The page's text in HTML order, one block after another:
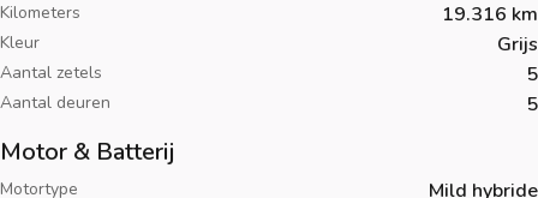
Kilometers 19.316 km
Kleur Grijs
Aantal zetels 5
Aantal deuren 5
Motor & Batterij
Motortype Mild hybride